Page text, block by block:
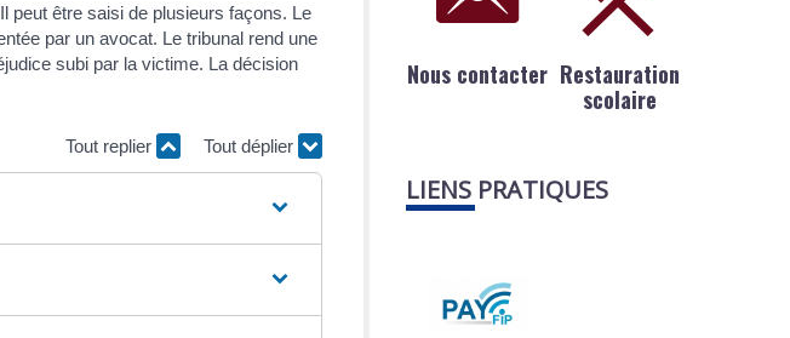
peut être saisi de plusieurs façons. Le
par un avocat. Le tribunal rend une
subi par la victime. La décision
Tout replier Tout déplier
Nous contacter Restauration
scolaire
LIENS PRATIQUES